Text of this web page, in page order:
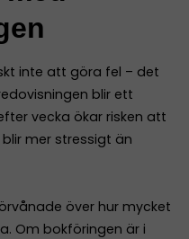
inte att göra fel – det
blir ett
vecka ökar risken att
mer stressigt än
över hur mycket
Om bokföringen är i